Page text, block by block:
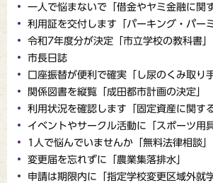
一人で悩まないで「借金やヤミ金融に関
利用証を交付します「パーキング・パー
令和7年度分が決定「市立学校の教科書」
市長日誌
口座振替が便利で確実「し尿のくみ取り
関係図書を縦覧「成田都市計画の決定」
利用状況を確認します「固定資産に関す
イベントやサークル活動に「スポーツ用
1人で悩んでいませんか「無料法律相談」
変更届を忘れずに「農業集落排水」
申請は期限内に「指定学校変更区域外就学